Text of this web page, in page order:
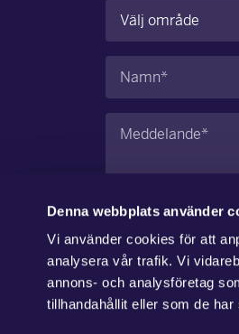
Denna webbplats använder
Vi använder cookies för att
analysera vår trafik. Vi
annons- och analysföretag
tillhandahållit eller som de
Område (Obligatoriskt)
Namn (Obligatoriskt)
Meddelande
Jag godkänner
Skicka